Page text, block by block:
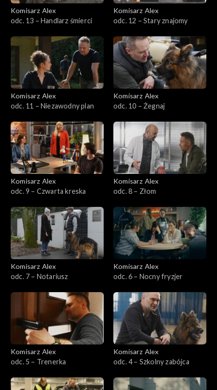
Sezon 22
Sezon 21
Sezon 20
Sezon 19
Sezon 17
Sezon 16
Sezon 15
Sezon 14
Sezon 13
Sezon 12
Sezon 9
Sezon 8
Sezon 7
Komisarz Alex
odc. 13 – Handlarz śmierci
Komisarz Alex
odc. 12 – Stary znajomy
Komisarz Alex
odc. 11 – Niezawodny plan
Komisarz Alex
odc. 10 – Żegnaj
Komisarz Alex
odc. 9 – Czwarta kreska
Komisarz Alex
odc. 8 – Złom
Komisarz Alex
odc. 7 – Notariusz
Komisarz Alex
odc. 6 – Nocny fryzjer
Komisarz Alex
odc. 5 – Trenerka
Komisarz Alex
odc. 4 – Szkolny zabójca